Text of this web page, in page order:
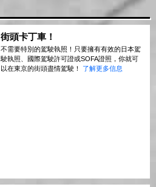
街頭卡丁車！
不需要特別的駕駛執照！只要擁有有效的日本駕
駛執照、國際駕駛許可證或SOFA證照，你就可
以在東京的街頭盡情駕駛！ 了解更多信息